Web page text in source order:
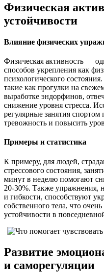
Физическая
устойчивости
Влияние физических
Физическая активность —
способов укрепления как
психологического
такие как прогулки на
выработке эндорфинов,
снижение уровня стресса.
регулярные занятия
тревожность и повысить
Примеры и статистика
К примеру, для людей,
стрессового состояния,
минут в неделю помогают
20-30%. Также упражнения,
и гибкости, способствуют
собственного тела, что
устойчивости в
Развитие
и саморегуляции